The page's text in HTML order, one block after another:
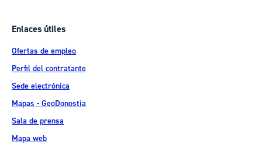
Enlaces útiles
Ofertas de empleo
Perfil del contratante
Sede electrónica
Mapas - GeoDonostia
Sala de prensa
Mapa web